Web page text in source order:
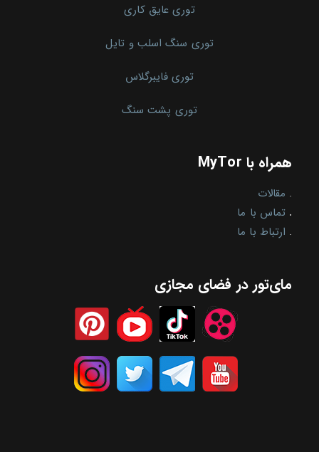
توری عایق کاری
توری سنگ اسلب و تایل
توری فایبرگلاس
توری پشت سنگ
همراه با MyTor
. مقالات
. تماس با ما
. ارتباط با ما
مای‌تور در فضای مجازی